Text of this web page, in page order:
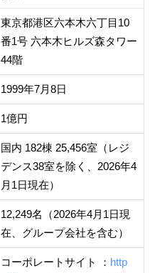
東京都港区六本木六丁目10
番1号 六本木ヒルズ森タワー
44階
1999年7月8日
1億円
国内 182棟 25,456室（レジ
デンス38室を除く、2026年4
月1日現在）
12,249名（2026年4月1日現
在、グループ会社を含む）
コーポレートサイト ： http